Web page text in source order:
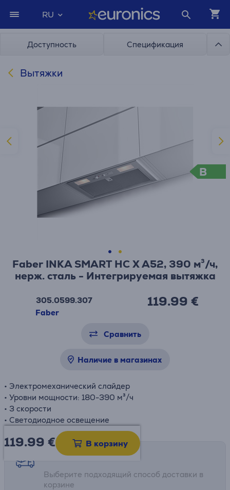
RU
Доступность Спецификация
Вытяжки
Faber INKA SMART HC X A52, 390 м³/ч,
нерж. сталь - Интегрируемая вытяжка
305.0599.307
Faber
119.99 €
Сравнить
Наличие в магазинах
• Электромеханический слайдер
• Уровни мощности: 180-390 м³/ч
• 3 скорости
• Светодиодное освещение
119.99 € В корзину
B
Возможности доставки
Выберите подходящий способ доставки в
корзине